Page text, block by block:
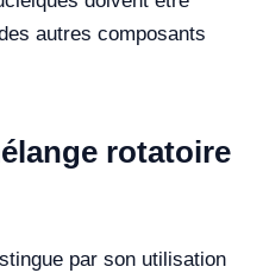
autres composants
rotatoire
par son utilisation